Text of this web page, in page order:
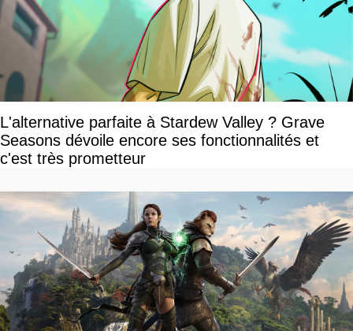
L'alternative parfaite à Stardew Valley ? Grave
Seasons dévoile encore ses fonctionnalités et
c'est très prometteur